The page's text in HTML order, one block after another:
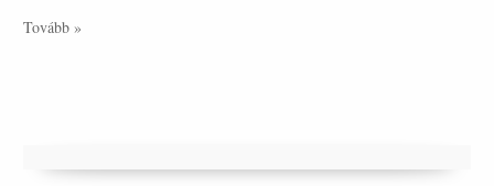
Tovább »